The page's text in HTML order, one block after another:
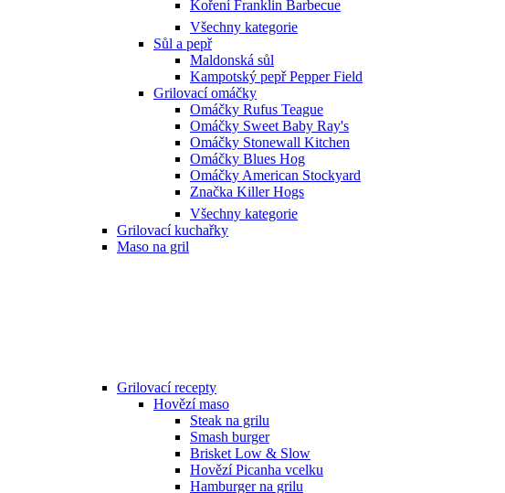
Koření Franklin Barbecue
Všechny kategorie
Sůl a pepř
Maldonská sůl
Kampotský pepř Pepper Field
Grilovací omáčky
Omáčky Rufus Teague
Omáčky Sweet Baby Ray's
Omáčky Stonewall Kitchen
Omáčky Blues Hog
Omáčky American Stockyard
Značka Killer Hogs
Všechny kategorie
Grilovací kuchařky
Maso na gril
Grilovací recepty
Hovězí maso
Steak na grilu
Smash burger
Brisket Low & Slow
Hovězí Picanha vcelku
Hamburger na grilu